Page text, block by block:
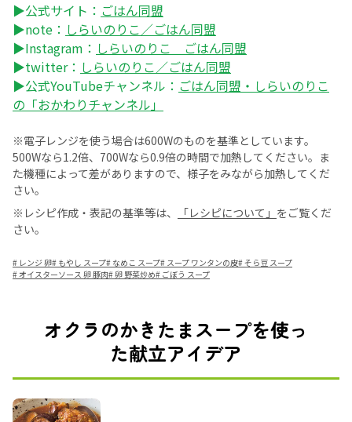
▶公式サイト： ごはん同盟
▶note： しらいのりこ／ごはん同盟
▶Instagram： しらいのりこ ごはん同盟
▶twitter： しらいのりこ／ごはん同盟
▶公式YouTubeチャンネル： ごはん同盟・しらいのりこ
の「おかわりチャンネル」
※電子レンジを使う場合は600Wのものを基準としています。
500Wなら1.2倍、700Wなら0.9倍の時間で加熱してください。ま
た機種によって差がありますので、様子をみながら加熱してくだ
さい。
※レシピ作成・表記の基準等は、
「レシピについて」 をご覧くだ
さい。
# レンジ 卵# もやし スープ# なめこ スープ# スープ ワンタンの皮#そら豆 スープ
#オイスターソース 卵 豚肉#卵 野菜炒め# ごぼう スープ
オクラのかきたまスープを使っ
た献立アイデア